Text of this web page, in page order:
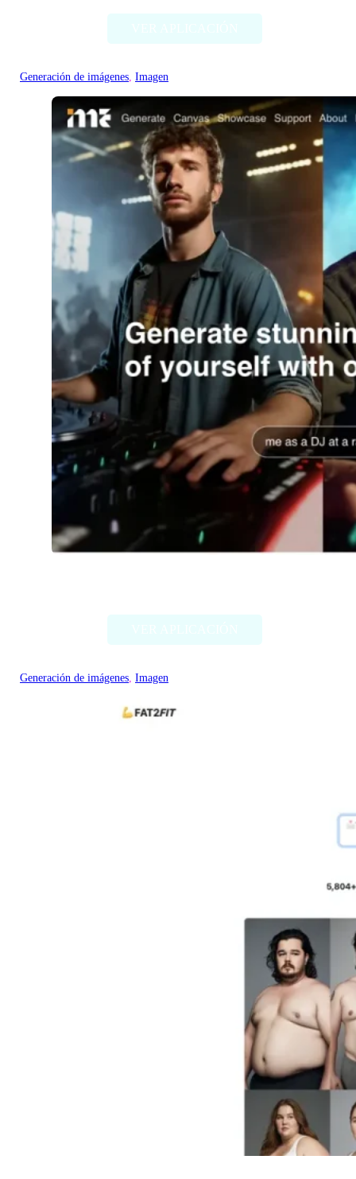
Generación de imágenes, Imagen
Generación de imágenes, Imagen